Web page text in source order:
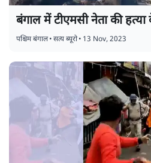
बंगाल में टीएमसी नेता की हत्या
पश्चिम बंगाल•सत्य ब्यूरो• 13 Nov, 2023